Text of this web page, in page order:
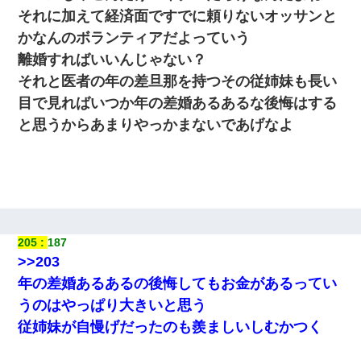
それに加えて経済面ですでに頼りないオッサンと
かなんのボランティアだよっていう
離婚すればいいんじゃない？
それと医者の年の差旦那を持つその従姉妹も長い
目で見ればいつか年の差婚あるあるな後悔はする
と思うからあまりやっかまないであげなよ
205 187
>>203
年の差婚あるあるの後悔してもお金があるってい
うのはやっぱり大きいと思う
従姉妹が自慢げだったのも羨ましいしむかつく